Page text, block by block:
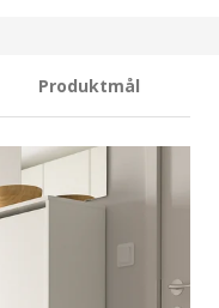
Produktmål